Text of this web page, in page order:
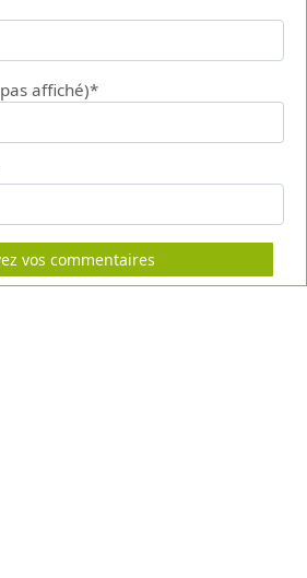
affiché)*
vos commentaires